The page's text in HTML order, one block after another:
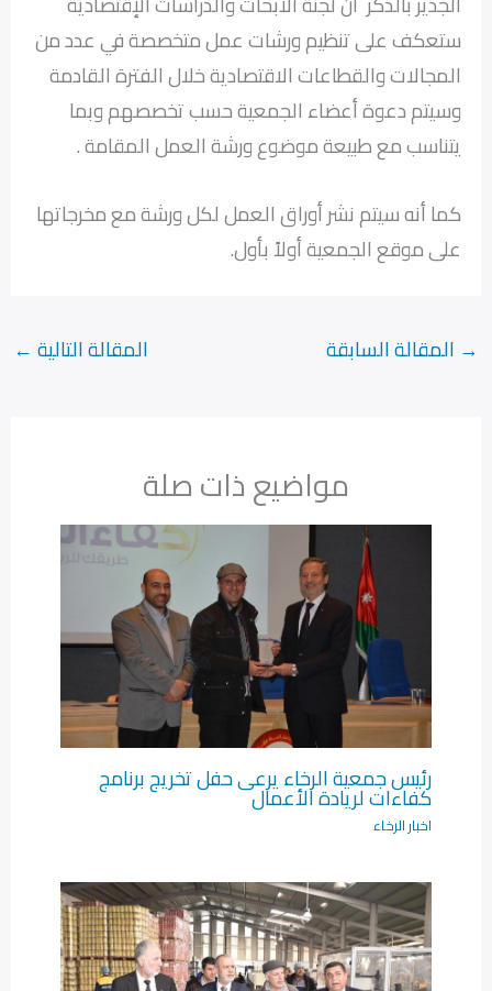
ستعكف على تنظيم ورشات عمل متخصصة في عدد من
المجالات والقطاعات الاقتصادية خلال الفترة القادمة
وسيتم دعوة أعضاء الجمعية حسب تخصصهم وبما
يتناسب مع طبيعة موضوع ورشة العمل المقامة .
كما أنه سيتم نشر أوراق العمل لكل ورشة مع مخرجاتها
على موقع الجمعية أولاً بأول.
→ المقالة السابقة المقالة التالية ←
مواضيع ذات صلة
رئيس جمعية الرخاء يرعى حفل تخريج برنامج
كفاءات لريادة الأعمال‎
اخبار الرخاء